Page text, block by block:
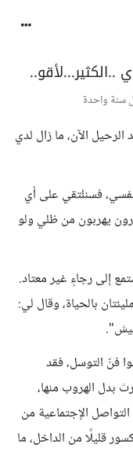
..الكثير...لأقو..
سنة واحدة
الآن، ما زال لدي
نفسي، فسنلتقي على أي
يهربون من ظلي ولو
إلى رجاءٍ غير معتاد.
بالحياة، وقال لي:
فنّ التوسل، فقد
بدل الهروب منها،
الإجتماعية من
قليلًا من الداخل، ما